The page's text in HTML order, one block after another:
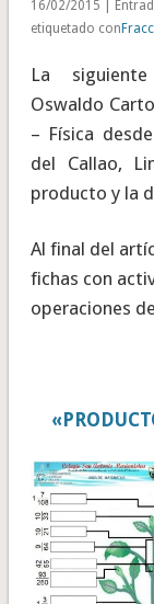
16/02/2015 |
etiquetado con
La
Oswaldo
– Física
del Callao,
producto y la
Al final del
fichas con
operaciones